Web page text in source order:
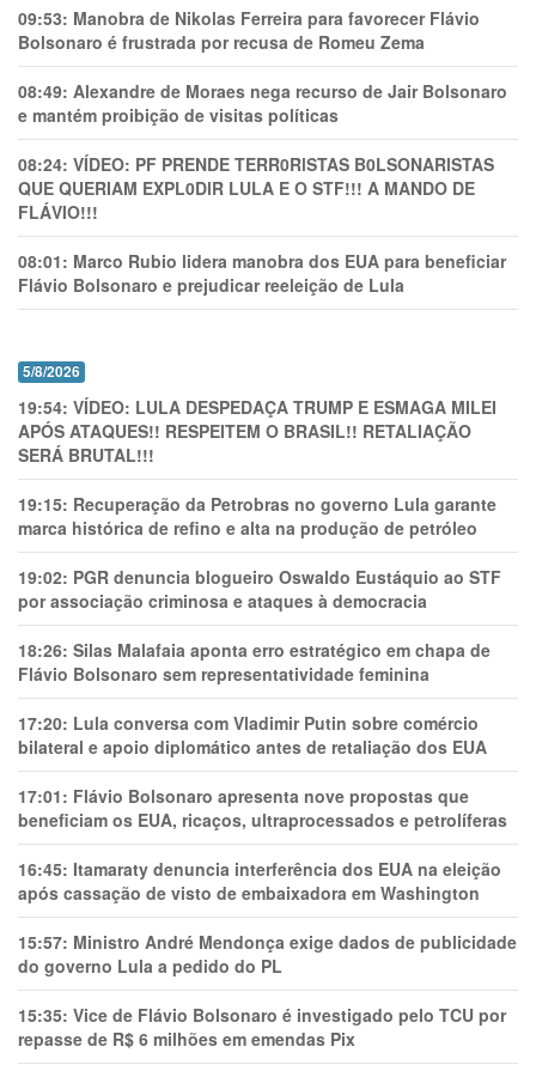
09:53: Manobra de Nikolas Ferreira para favorecer Flávio
Bolsonaro é frustrada por recusa de Romeu Zema
08:49: Alexandre de Moraes nega recurso de Jair Bolsonaro
e mantém proibição de visitas políticas
08:24: VÍDEO: PF PRENDE TERR0RlSTAS B0LSONARlSTAS
QUE QUERIAM EXPL0DlR LULA E O STF!!! A MANDO DE
FLÁVIO!!!
08:01: Marco Rubio lidera manobra dos EUA para beneficiar
Flávio Bolsonaro e prejudicar reeleição de Lula
5/8/2026
19:54: VÍDEO: LULA DESPEDAÇA TRUMP E ESMAGA MILEI
APÓS ATAQUES!! RESPEITEM O BRASIL!! RETALIAÇÃO
SERÁ BRUTAL!!!
19:15: Recuperação da Petrobras no governo Lula garante
marca histórica de refino e alta na produção de petróleo
19:02: PGR denuncia blogueiro Oswaldo Eustáquio ao STF
por associação criminosa e ataques à democracia
18:26: Silas Malafaia aponta erro estratégico em chapa de
Flávio Bolsonaro sem representatividade feminina
17:20: Lula conversa com Vladimir Putin sobre comércio
bilateral e apoio diplomático antes de retaliação dos EUA
17:01: Flávio Bolsonaro apresenta nove propostas que
beneficiam os EUA, ricaços, ultraprocessados e petrolíferas
16:45: Itamaraty denuncia interferência dos EUA na eleição
após cassação de visto de embaixadora em Washington
15:57: Ministro André Mendonça exige dados de publicidade
do governo Lula a pedido do PL
15:35: Vice de Flávio Bolsonaro é investigado pelo TCU por
repasse de R$ 6 milhões em emendas Pix